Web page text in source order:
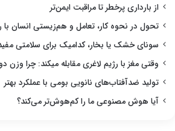
از بارداری پرخطر تا مراقبت ایمن‌تر
تحول در نحوه کار، تعامل و هم‌زیستی انسان با
سونای خشک یا بخار، کدامیک برای سلامتی
وقتی مغز با رژیم لاغری مقابله میکند: چرا وزن
تولید ضدآفتاب‌های نانویی بومی با عملکرد بهتر
آیا هوش مصنوعی ما را کم‌هوش‌تر می‌کند؟